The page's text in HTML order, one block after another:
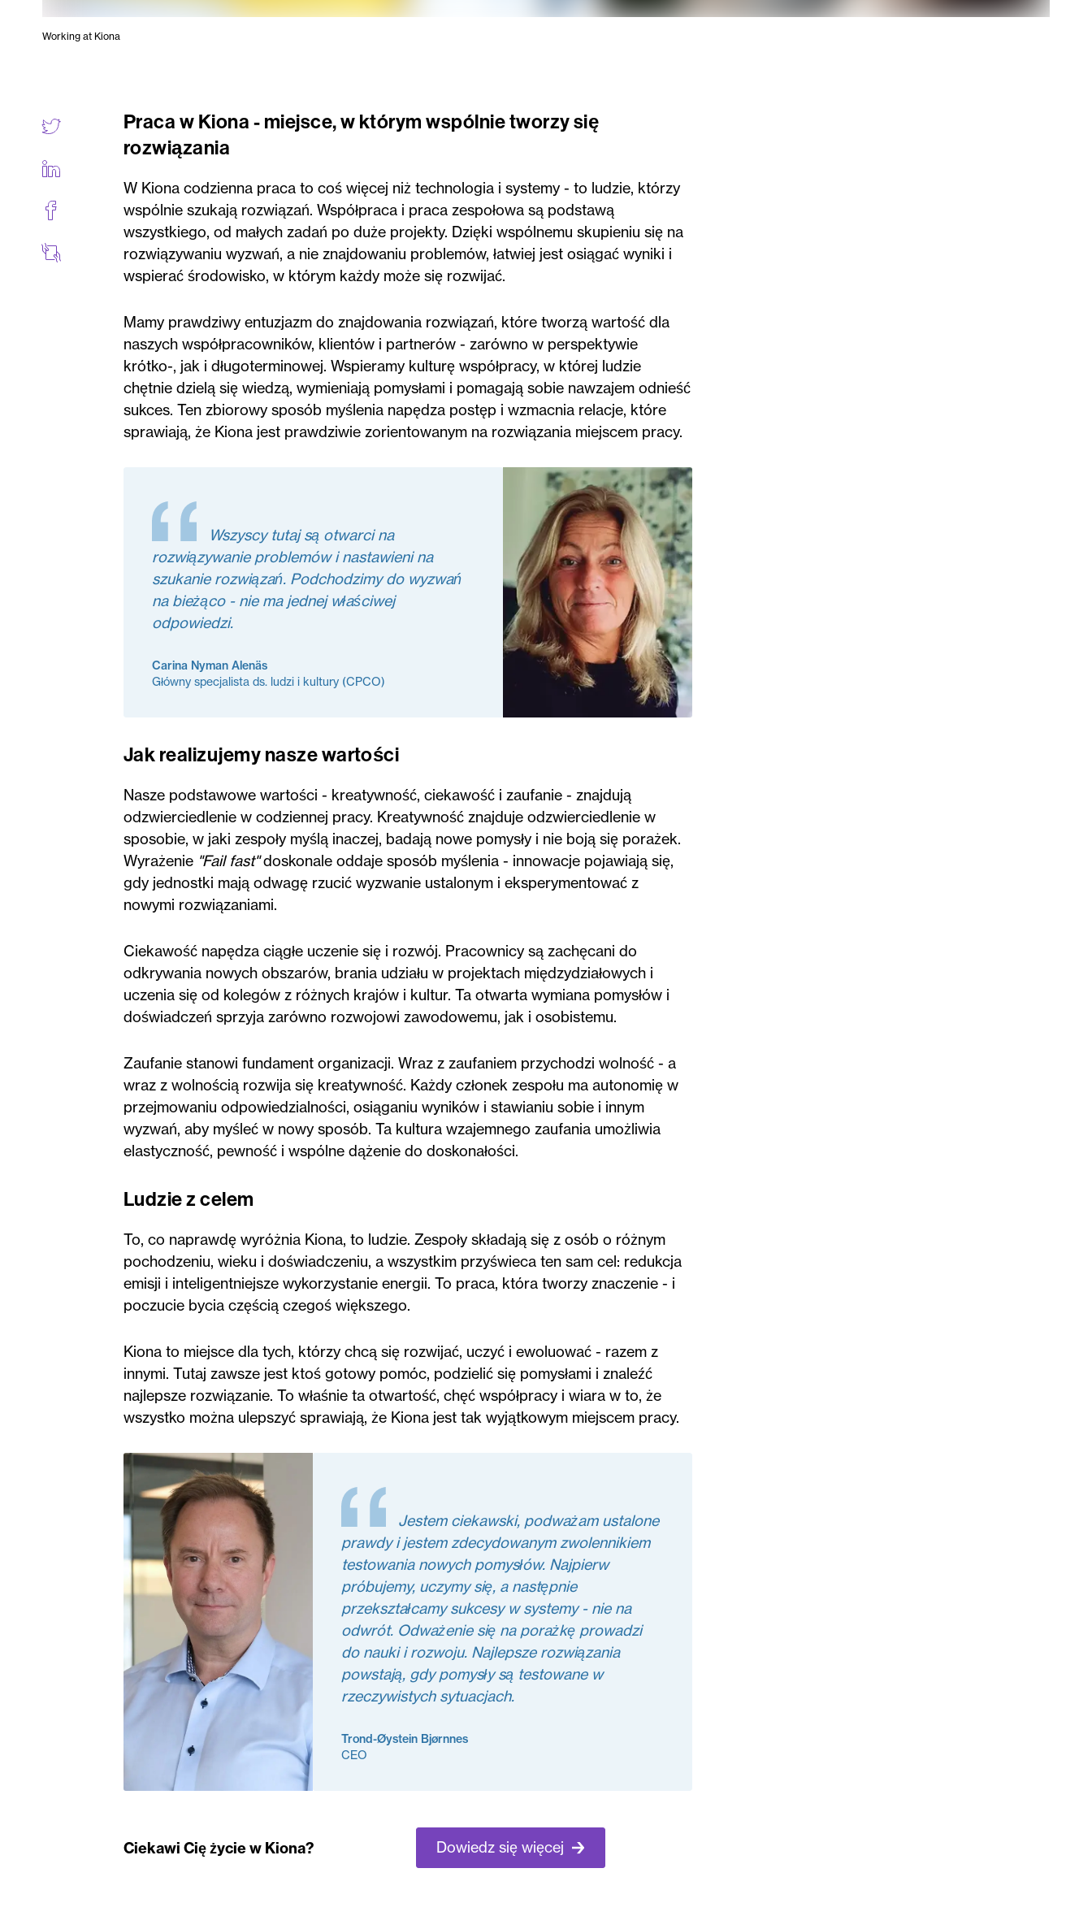
Working at Kiona
Praca w Kiona - miejsce, w którym wspólnie tworzy się
rozwiązania
W Kiona codzienna praca to coś więcej niż technologia i systemy - to ludzie, którzy
wspólnie szukają rozwiązań. Współpraca i praca zespołowa są podstawą
wszystkiego, od małych zadań po duże projekty. Dzięki wspólnemu skupieniu się na
rozwiązywaniu wyzwań, a nie znajdowaniu problemów, łatwiej jest osiągać wyniki i
wspierać środowisko, w którym każdy może się rozwijać.
Mamy prawdziwy entuzjazm do znajdowania rozwiązań, które tworzą wartość dla
naszych współpracowników, klientów i partnerów - zarówno w perspektywie
krótko-, jak i długoterminowej. Wspieramy kulturę współpracy, w której ludzie
chętnie dzielą się wiedzą, wymieniają pomysłami i pomagają sobie nawzajem odnieść
sukces. Ten zbiorowy sposób myślenia napędza postęp i wzmacnia relacje, które
sprawiają, że Kiona jest prawdziwie zorientowanym na rozwiązania miejscem pracy.
Wszyscy tutaj są otwarci na
rozwiązywanie problemów i nastawieni na
szukanie rozwiązań. Podchodzimy do wyzwań
na bieżąco - nie ma jednej właściwej
odpowiedzi.
Carina Nyman Alenäs
Główny specjalista ds. ludzi i kultury (CPCO)
Jak realizujemy nasze wartości
Nasze podstawowe wartości - kreatywność, ciekawość i zaufanie - znajdują
odzwierciedlenie w codziennej pracy. Kreatywność znajduje odzwierciedlenie w
sposobie, w jaki zespoły myślą inaczej, badają nowe pomysły i nie boją się porażek.
Wyrażenie "Fail fast"doskonale oddaje sposób myślenia - innowacje pojawiają się,
gdy jednostki mają odwagę rzucić wyzwanie ustalonym i eksperymentować z
nowymi rozwiązaniami.
Ciekawość napędza ciągłe uczenie się i rozwój. Pracownicy są zachęcani do
odkrywania nowych obszarów, brania udziału w projektach międzydziałowych i
uczenia się od kolegów z różnych krajów i kultur. Ta otwarta wymiana pomysłów i
doświadczeń sprzyja zarówno rozwojowi zawodowemu, jak i osobistemu.
Zaufanie stanowi fundament organizacji. Wraz z zaufaniem przychodzi wolność - a
wraz z wolnością rozwija się kreatywność. Każdy członek zespołu ma autonomię w
przejmowaniu odpowiedzialności, osiąganiu wyników i stawianiu sobie i innym
wyzwań, aby myśleć w nowy sposób. Ta kultura wzajemnego zaufania umożliwia
elastyczność, pewność i wspólne dążenie do doskonałości.
Ludzie z celem
To, co naprawdę wyróżnia Kiona, to ludzie. Zespoły składają się z osób o różnym
pochodzeniu, wieku i doświadczeniu, a wszystkim przyświeca ten sam cel: redukcja
emisji i inteligentniejsze wykorzystanie energii. To praca, która tworzy znaczenie - i
poczucie bycia częścią czegoś większego.
Kiona to miejsce dla tych, którzy chcą się rozwijać, uczyć i ewoluować - razem z
innymi. Tutaj zawsze jest ktoś gotowy pomóc, podzielić się pomysłami i znaleźć
najlepsze rozwiązanie. To właśnie ta otwartość, chęć współpracy i wiara w to, że
wszystko można ulepszyć sprawiają, że Kiona jest tak wyjątkowym miejscem pracy.
Jestem ciekawski, podważam ustalone
prawdy i jestem zdecydowanym zwolennikiem
testowania nowych pomysłów. Najpierw
próbujemy, uczymy się, a następnie
przekształcamy sukcesy w systemy - nie na
odwrót. Odważenie się na porażkę prowadzi
do nauki i rozwoju. Najlepsze rozwiązania
powstają, gdy pomysły są testowane w
rzeczywistych sytuacjach.
Trond-Øystein Bjørnnes
CEO
Ciekawi Cię życie w Kiona? Dowiedz się więcej